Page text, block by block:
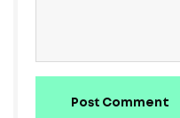
Post Comment